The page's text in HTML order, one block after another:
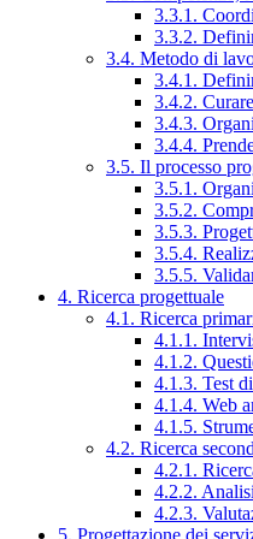
3.3.1.
3.3.2.
3.4. Metodo di
3.4.1.
3.4.2.
3.4.3.
3.4.4.
3.5. Il processo
3.5.1.
3.5.2.
3.5.3.
3.5.4.
3.5.5.
4. Ricerca progettuale
4.1. Ricerca
4.1.1.
4.1.2.
4.1.3. Test
4.1.4. Web
4.1.5.
4.2. Ricerca
4.2.1.
4.2.2.
4.2.3.
5. Progettazione dei